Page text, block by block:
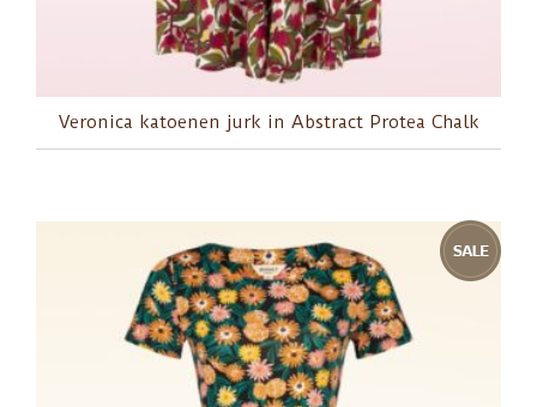
Veronica katoenen jurk in Abstract Protea Chalk